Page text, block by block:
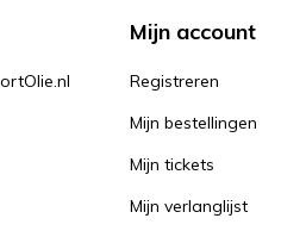
Mijn account
Registreren
Mijn bestellingen
Mijn tickets
Mijn verlanglijst